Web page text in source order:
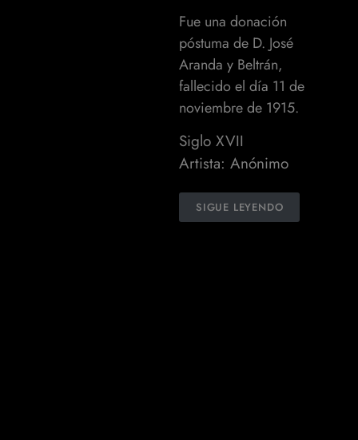
Fue una donación
póstuma de D. José
Aranda y Beltrán,
fallecido el día 11 de
noviembre de 1915.
Siglo XVII
Artista: Anónimo
SIGUE LEYENDO